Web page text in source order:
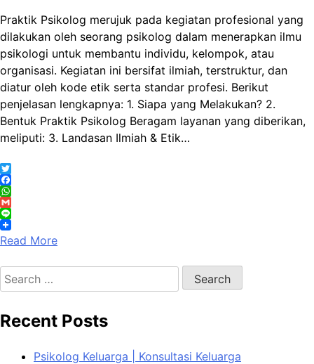
Praktik Psikolog merujuk pada kegiatan profesional yang
dilakukan oleh seorang psikolog dalam menerapkan ilmu
psikologi untuk membantu individu, kelompok, atau
organisasi. Kegiatan ini bersifat ilmiah, terstruktur, dan
diatur oleh kode etik serta standar profesi. Berikut
penjelasan lengkapnya: 1. Siapa yang Melakukan? 2.
Bentuk Praktik Psikolog Beragam layanan yang diberikan,
meliputi: 3. Landasan Ilmiah & Etik…
Twitter
Facebook
WhatsApp
Gmail
Line
Read More
Search
for:
Recent Posts
Psikolog Keluarga | Konsultasi Keluarga